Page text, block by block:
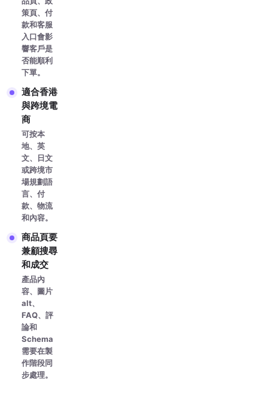
策頁、付
款和客服
入口會影
響客戶是
否能順利
下單。
適合香港
與跨境電
商
可按本
地、英
文、日文
或跨境市
場規劃語
言、付
款、物流
和內容。
商品頁要
兼顧搜尋
和成交
產品內
容、圖片
alt、
FAQ、評
論和
Schema
需要在製
作階段同
步處理。